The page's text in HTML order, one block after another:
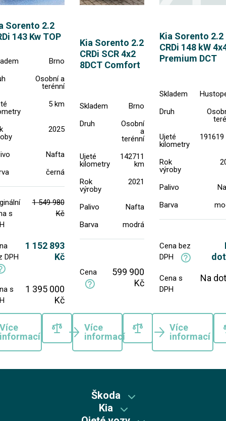
Sorento 2.2
143 Kw TOP
Brno
Osobní a
terénní
5 km
2025
Nafta
černá
s
1 549 980
Kč
DPH
1 152 893
Kč
s
1 395 000
Kč
Kia Sorento 2.2
CRDi SCR 4x2
8DCT Comfort
Skladem
Brno
Druh
Osobní
a
terénní
Ujeté
kilometry
142711
km
Rok
výroby
2021
Palivo
Nafta
Barva
modrá
Cena
599 900
Kč
Více
informací
Kia Sorento 2.2
CRDi 148 kW
Premium DCT
Skladem
Druh
Ujeté
kilometry
191619
Rok
výroby
Palivo
Barva
Cena bez
DPH
Cena s
DPH
Na
Více
informací
Škoda
Škoda předváděcí vozy
Kia